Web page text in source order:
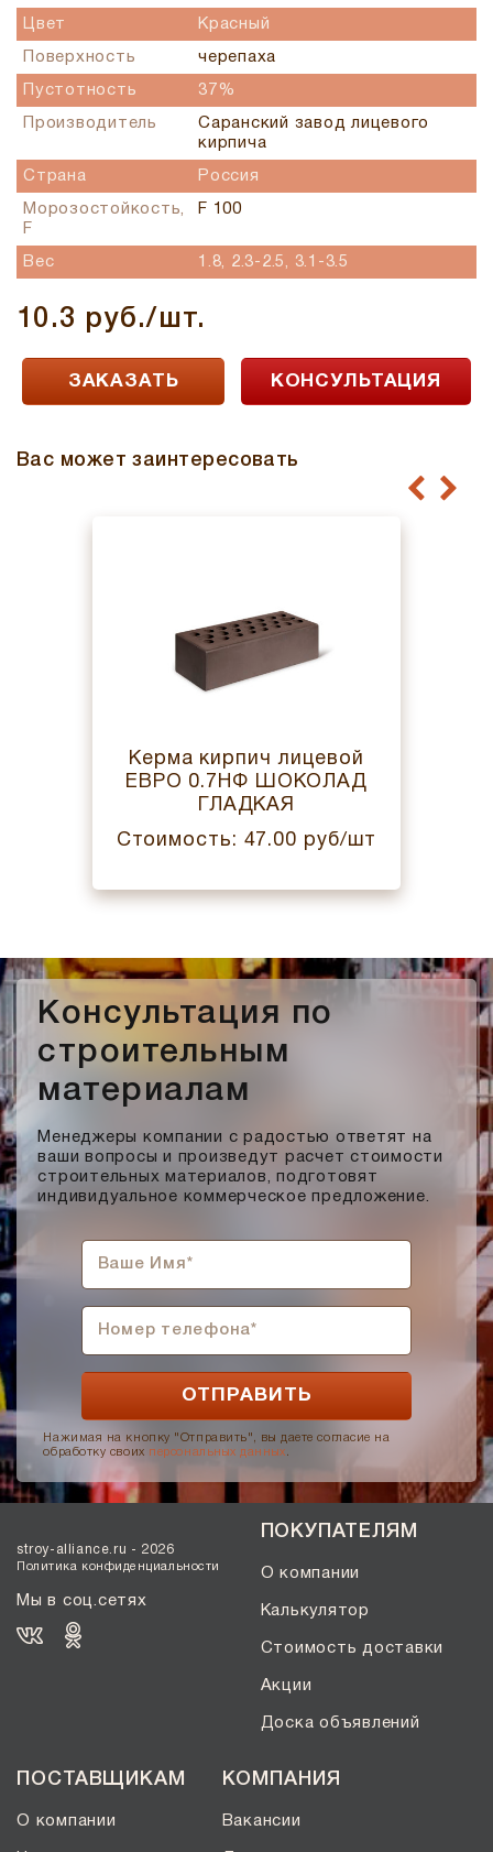
Цвет Красный
Поверхность черепаха
Пустотность 37%
Производитель
Саранский завод лицевого
кирпича
Страна Россия
Морозостойкость,
F
F 100
Вес 1.8, 2.3-2.5, 3.1-3.5
10.3 руб./шт.
ЗАКАЗАТЬ КОНСУЛЬТАЦИЯ
Вас может заинтересовать
Керма кирпич лицевой
ЕВРО 0.7НФ ШОКОЛАД
ГЛАДКАЯ
Стоимость: 47.00 руб/шт
Консультация по
строительным
материалам
Менеджеры компании с радостью ответят на
ваши вопросы и произведут расчет стоимости
строительных материалов, подготовят
индивидуальное коммерческое предложение.
Нажимая на кнопку "Отправить", вы даете согласие на
обработку своих персональных данных .
stroy-alliance.ru - 2026
Политика конфиденциальности
Мы в соц.сетях
ПОКУПАТЕЛЯМ
О компании
Калькулятор
Стоимость доставки
Акции
Доска объявлений
ПОСТАВЩИКАМ
О компании
КОМПАНИЯ
Вакансии